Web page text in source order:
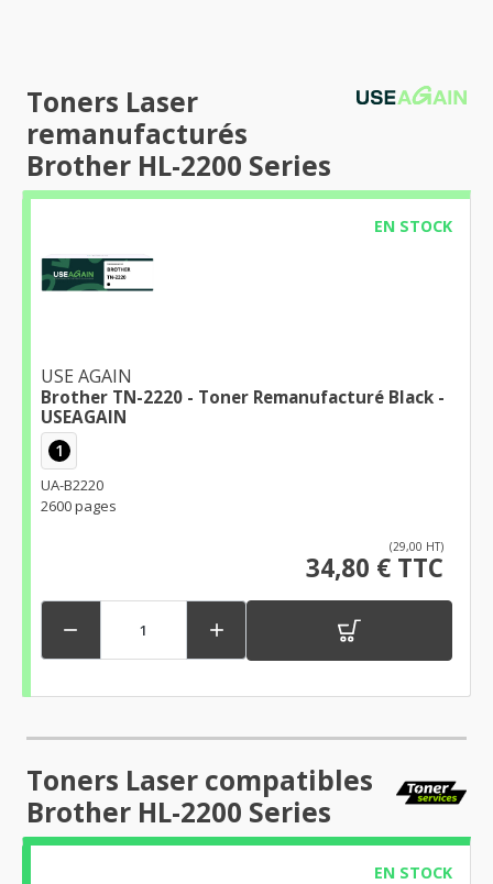
Toners Laser
remanufacturés
Brother HL-2200 Series
EN STOCK
USE AGAIN
Brother TN-2220 - Toner Remanufacturé Black -
USEAGAIN
1
UA-B2220
2600 pages
(29,00 HT)
34,80 € TTC
 
Toners Laser compatibles
Brother HL-2200 Series
EN STOCK